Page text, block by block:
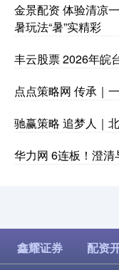
金景配资 体验清凉
暑玩法“暑”实精彩
丰云股票 2026年皖
点点策略网 传承｜
驰赢策略 追梦人｜
华力网 6连板！澄
鑫耀证券 配资